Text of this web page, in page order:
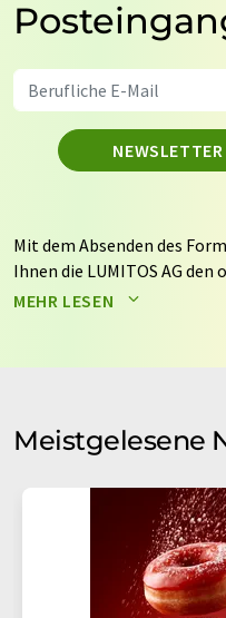
Mit dem Absenden des
Ihnen die LUMITOS AG
Newsletter per E-Mail
auf Basis unserer
Meinungsforschung per E-
Einwilligung können Sie
Str. 2, 12489 Berlin oder
widerruf@lumitos.commit
widerrufen. Zudem ist in
Abbestellung des
MEHR LESEN
Meistgelesene